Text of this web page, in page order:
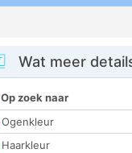
Wat meer
Op zoek naar
Ogenkleur
Haarkleur